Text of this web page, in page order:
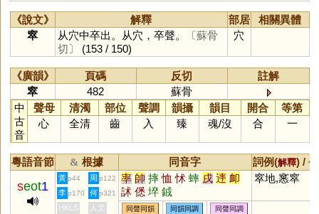
《說文》 解釋 部居
相關異體
窣
从穴中卒出。从穴，卒聲。
〔蘇骨
切〕
(153 / 150)
穴
《廣韻》 頁碼 反切
註解
窣
482
蘇骨
中
古
音
聲母 清濁 部位 聲調 韻攝 韻目 開合
等第
心
全清 齒 入 臻 魂/沒 合 一
粵語音節 & 根據 同音字 詞例(解釋) /
seot1
黃 p44 周 p122 率 帥 摔 恤 怵 蟀 戌 䢦 卹
訹 僁 埣 銊
窣地,窸窣
李 p170 何 p321
HKLS 人文 同聲同韻 同韻同調 同聲同調